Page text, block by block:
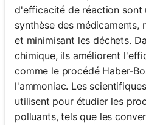
d'efficacité de réaction sont
synthèse des médicaments,
et minimisant les déchets.
chimique, ils améliorent
comme le procédé Haber-
l'ammoniac. Les
utilisent pour étudier les
polluants, tels que les